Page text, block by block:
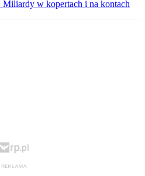
w kopertach i na kontach